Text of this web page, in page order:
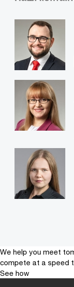
We help you meet
compete at a speed
See how